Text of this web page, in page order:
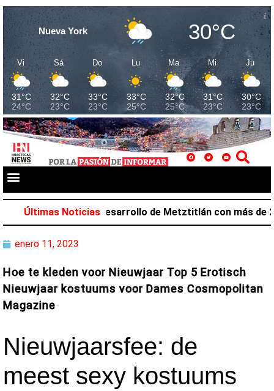
Nueva York 30°C
Vi
31°C
24°C
Sá
32°C
23°C
Do
33°C
23°C
Lu
33°C
25°C
Ma
32°C
25°C
Mi
31°C
23°C
Ju
30°C
23°C
Últimas Noticias
Salazar favorece desarrollo de Metztitlán con más de
enero 11, 2023
Hoe te kleden voor Nieuwjaar Top 5 Erotisch
Nieuwjaar kostuums voor Dames Cosmopolitan
Magazine
Nieuwjaarsfee: de
meest sexy kostuums